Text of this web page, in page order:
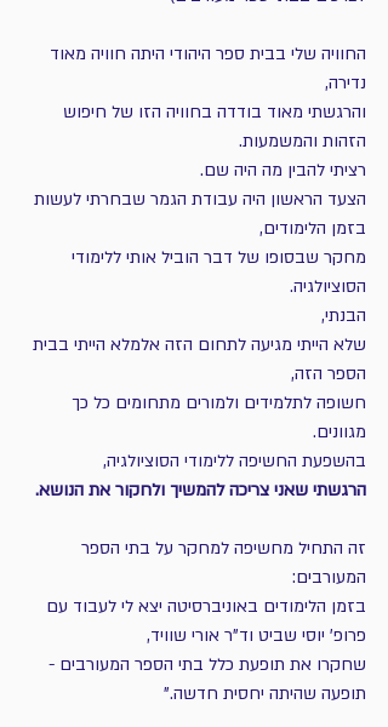
החוויה שלי בבית ספר היהודי היתה חוויה מאוד
נדירה,
והרגשתי מאוד בודדה בחוויה הזו של חיפוש
הזהות והמשמעות.
רציתי להבין מה היה שם.
הצעד הראשון היה עבודת הגמר שבחרתי לעשות
בזמן הלימודים,
מחקר שבסופו של דבר הוביל אותי ללימודי
הסוציולגיה.
הבנתי,
שלא הייתי מגיעה לתחום הזה אלמלא הייתי בבית
הספר הזה,
חשופה לתלמידים ולמורים מתחומים כל כך
מגוונים.
בהשפעת החשיפה ללימודי הסוציולגיה,
הרגשתי שאני צריכה להמשיך ולחקור את הנושא.
זה התחיל מחשיפה למחקר על בתי הספר
המעורבים:
בזמן הלימודים באוניברסיטה יצא לי לעבוד עם
פרופ' יוסי שביט וד"ר אורי שוויד,
שחקרו את תופעת כלל בתי הספר המעורבים -
תופעה שהיתה יחסית חדשה."